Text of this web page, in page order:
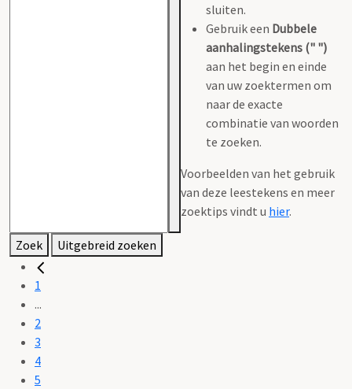
sluiten.
Gebruik een Dubbele
aanhalingstekens (" ")
aan het begin en einde
van uw zoektermen om
naar de exacte
combinatie van woorden
te zoeken.
Voorbeelden van het gebruik
van deze leestekens en meer
zoektips vindt u hier.
Zoek Uitgebreid zoeken
1
...
2
3
4
5